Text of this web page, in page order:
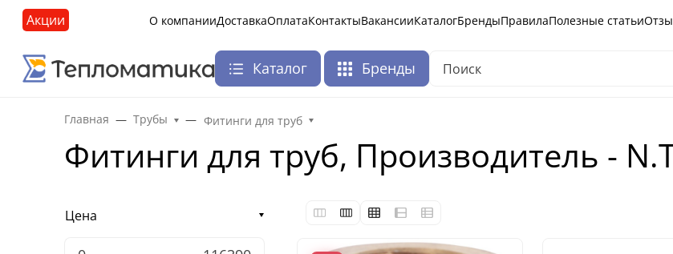
Акции О компанииДоставкаОплатаКонтактыВакансииКаталогБрендыПравилаПолезные статьи
Каталог Бренды
Главная Трубы Фитинги для труб
Фитинги для труб, Производитель -
Цена